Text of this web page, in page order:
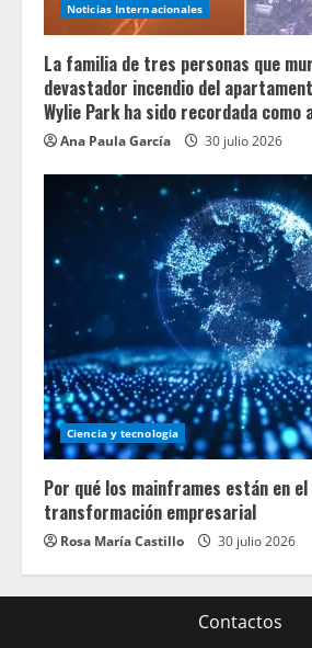
Noticias Internacionales
La familia de tres personas que
devastador incendio del
Wylie Park ha sido recordada como
Ana Paula García 30 julio 2026
Ciencia y tecnologia
Por qué los mainframes están en
transformación empresarial
Rosa María Castillo 30 julio 2026
Contactos